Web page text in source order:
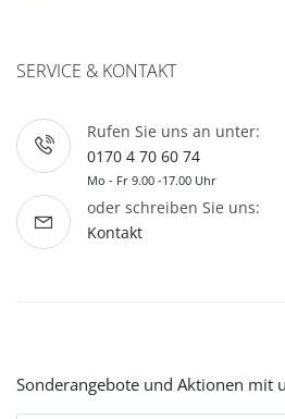
SERVICE & KONTAKT
Rufen Sie uns an unter:
0170 4 70 60 74
Mo - Fr 9.00 -17.00 Uhr
oder schreiben Sie uns:
Kontakt
Sonderangebote und Aktionen mit